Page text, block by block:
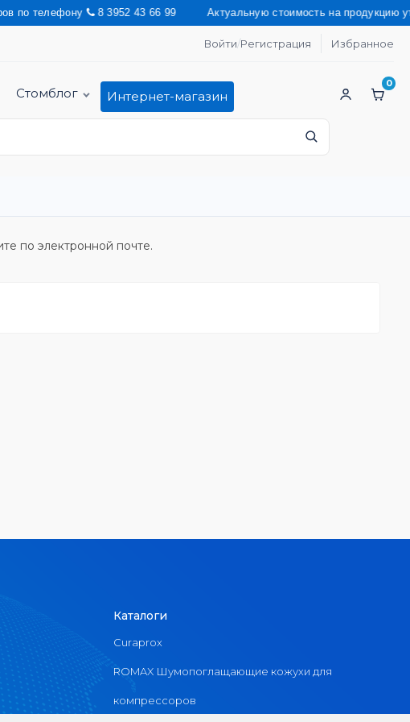
телефону 8 3952 43 66 99 Актуальную стоимость на продукцию
Войти/Регистрация Избранное
Стомблог Интернет-магазин
0
по электронной почте.
Каталоги
Curaprox
ROMAX Шумопоглащающие кожухи для
компрессоров